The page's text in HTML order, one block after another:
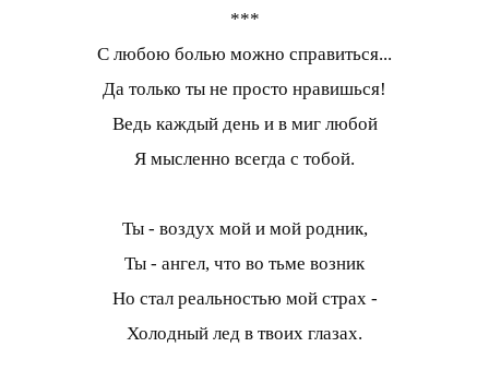
***
С любою болью можно справиться...
Да только ты не просто нравишься!
Ведь каждый день и в миг любой
Я мысленно всегда с тобой.
Ты - воздух мой и мой родник,
Ты - ангел, что во тьме возник
Но стал реальностью мой страх -
Холодный лед в твоих глазах.